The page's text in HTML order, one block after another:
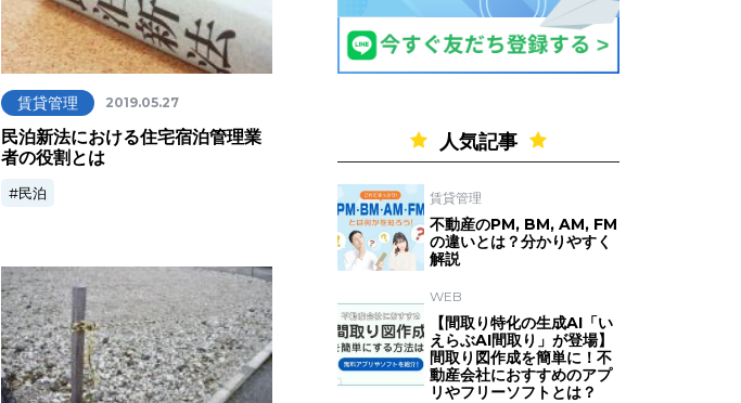
賃貸管理 2019.05.27
民泊新法における住宅宿泊管理業
者の役割とは
民泊
人気記事
賃貸管理
不動産のPM, BM, AM, FM
の違いとは？分かりやすく
解説
WEB
【間取り特化の生成AI「い
えらぶAI間取り」が登場】
間取り図作成を簡単に！不
動産会社におすすめのアプ
リやフリーソフトとは？